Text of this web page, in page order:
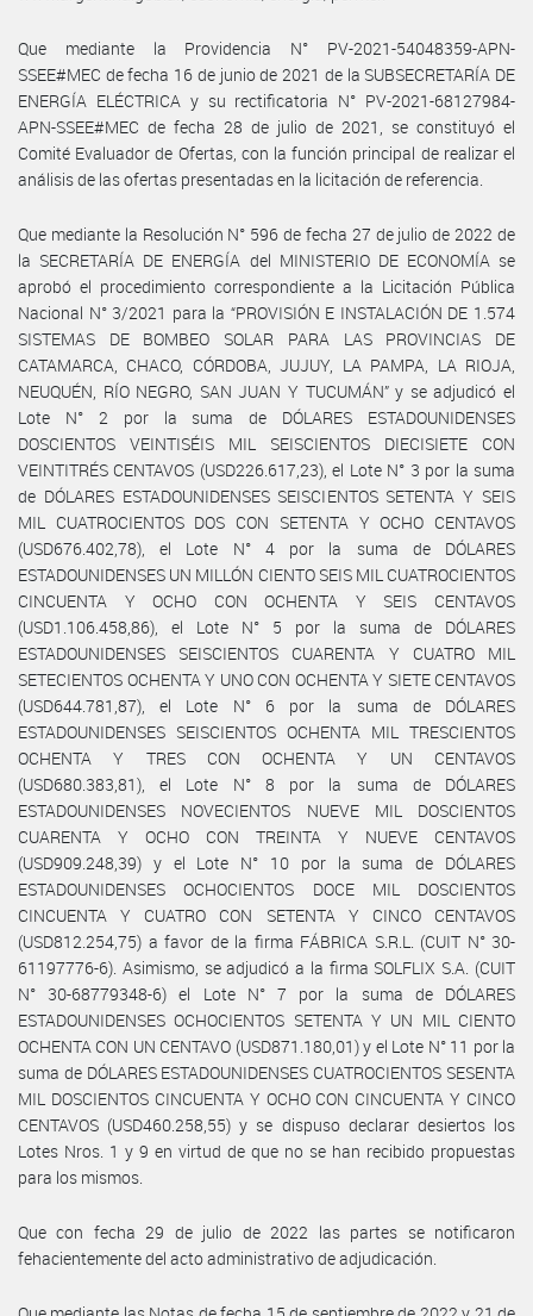
Que mediante la Providencia N° PV-2021-54048359-APN-
SSEE#MEC de fecha 16 de junio de 2021 de la SUBSECRETARÍA DE
ENERGÍA ELÉCTRICA y su rectificatoria N° PV-2021-68127984-
APN-SSEE#MEC de fecha 28 de julio de 2021, se constituyó el
Comité Evaluador de Ofertas, con la función principal de realizar el
análisis de las ofertas presentadas en la licitación de referencia.
Que mediante la Resolución N° 596 de fecha 27 de julio de 2022 de
la SECRETARÍA DE ENERGÍA del MINISTERIO DE ECONOMÍA se
aprobó el procedimiento correspondiente a la Licitación Pública
Nacional N° 3/2021 para la “PROVISIÓN E INSTALACIÓN DE 1.574
SISTEMAS DE BOMBEO SOLAR PARA LAS PROVINCIAS DE
CATAMARCA, CHACO, CÓRDOBA, JUJUY, LA PAMPA, LA RIOJA,
NEUQUÉN, RÍO NEGRO, SAN JUAN Y TUCUMÁN” y se adjudicó el
Lote N° 2 por la suma de DÓLARES ESTADOUNIDENSES
DOSCIENTOS VEINTISÉIS MIL SEISCIENTOS DIECISIETE CON
VEINTITRÉS CENTAVOS (USD226.617,23), el Lote N° 3 por la suma
de DÓLARES ESTADOUNIDENSES SEISCIENTOS SETENTA Y SEIS
MIL CUATROCIENTOS DOS CON SETENTA Y OCHO CENTAVOS
(USD676.402,78), el Lote N° 4 por la suma de DÓLARES
ESTADOUNIDENSES UN MILLÓN CIENTO SEIS MIL CUATROCIENTOS
CINCUENTA Y OCHO CON OCHENTA Y SEIS CENTAVOS
(USD1.106.458,86), el Lote N° 5 por la suma de DÓLARES
ESTADOUNIDENSES SEISCIENTOS CUARENTA Y CUATRO MIL
SETECIENTOS OCHENTA Y UNO CON OCHENTA Y SIETE CENTAVOS
(USD644.781,87), el Lote N° 6 por la suma de DÓLARES
ESTADOUNIDENSES SEISCIENTOS OCHENTA MIL TRESCIENTOS
OCHENTA Y TRES CON OCHENTA Y UN CENTAVOS
(USD680.383,81), el Lote N° 8 por la suma de DÓLARES
ESTADOUNIDENSES NOVECIENTOS NUEVE MIL DOSCIENTOS
CUARENTA Y OCHO CON TREINTA Y NUEVE CENTAVOS
(USD909.248,39) y el Lote N° 10 por la suma de DÓLARES
ESTADOUNIDENSES OCHOCIENTOS DOCE MIL DOSCIENTOS
CINCUENTA Y CUATRO CON SETENTA Y CINCO CENTAVOS
(USD812.254,75) a favor de la firma FÁBRICA S.R.L. (CUIT N° 30-
61197776-6). Asimismo, se adjudicó a la firma SOLFLIX S.A. (CUIT
N° 30-68779348-6) el Lote N° 7 por la suma de DÓLARES
ESTADOUNIDENSES OCHOCIENTOS SETENTA Y UN MIL CIENTO
OCHENTA CON UN CENTAVO (USD871.180,01) y el Lote N° 11 por la
suma de DÓLARES ESTADOUNIDENSES CUATROCIENTOS SESENTA
MIL DOSCIENTOS CINCUENTA Y OCHO CON CINCUENTA Y CINCO
CENTAVOS (USD460.258,55) y se dispuso declarar desiertos los
Lotes Nros. 1 y 9 en virtud de que no se han recibido propuestas
para los mismos.
Que con fecha 29 de julio de 2022 las partes se notificaron
fehacientemente del acto administrativo de adjudicación.